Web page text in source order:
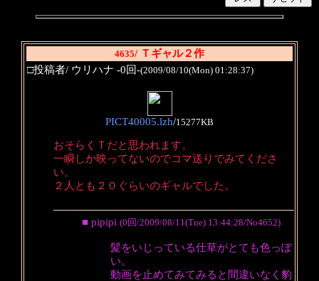
4635/ Ｔギャル２作
□投稿者/ ウリハナ -0回-(2009/08/10(Mon) 01:28:37)
PICT40005.lzh/15277KB
おそらくＴだと思われます。
一瞬しか映ってないのでコマ送りでみてくださ
い。
２人とも２０ぐらいのギャルでした。
■ pipipi (0回/2009/08/11(Tue) 13:44:28/No4652)
髪をいじっている仕草がとても色っぽ
い。
動画を止めてみてみると間違いなく豹